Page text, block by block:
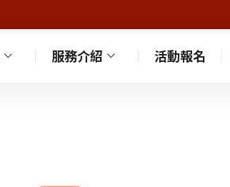
服務介紹 活動報名